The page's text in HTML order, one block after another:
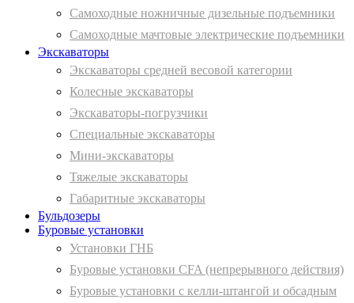
Самоходные ножничные дизельные подъемники
Самоходные мачтовые электрические подъемники
Экскаваторы
Экскаваторы средней весовой категории
Колесные экскаваторы
Экскаваторы-погрузчики
Специальные экскаваторы
Мини-экскаваторы
Тяжелые экскаваторы
Габаритные экскаваторы
Бульдозеры
Буровые установки
Установки ГНБ
Буровые установки CFA (непрерывного действия)
Буровые установки с келли-штангой и обсадным